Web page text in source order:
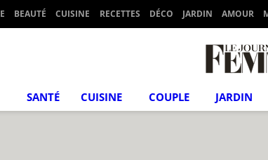
BEAUTÉ CUISINE RECETTES DÉCO JARDIN AMOUR
SANTÉ CUISINE COUPLE JARDIN